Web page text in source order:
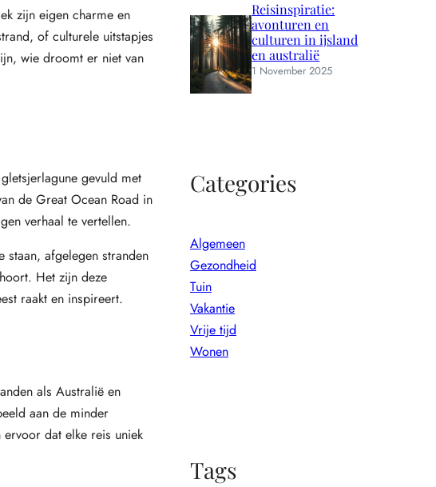
zijn eigen charme en
of culturele uitstapjes
wie droomt er niet van
gevuld met
de Great Ocean Road in
verhaal te vertellen.
afgelegen stranden
Het zijn deze
raakt en inspireert.
als Australië en
aan de minder
dat elke reis uniek
Reisinspiratie:
avonturen en
culturen in ijsland
en australië
1 November 2025
Categories
Algemeen
Gezondheid
Tuin
Vakantie
Vrije tijd
Wonen
Tags